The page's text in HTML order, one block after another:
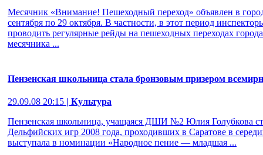
Месячник «Внимание! Пешеходный переход» объявлен в
сентября по 29 октября. В частности, в этот период
проводить регулярные рейды на пешеходных переходах
месячника ...
Пензенская школьница стала бронзовым призером
29.09.08 20:15 | Культура
Пензенская школьница, учащаяся ДШИ №2 Юлия Голубкова
Дельфийских игр 2008 года, проходивших в Саратове в
выступала в номинации «Народное пение — младшая ...